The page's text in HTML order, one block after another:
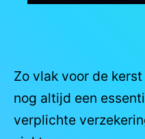
Zo vlak voor de
nog altijd een
verplichte